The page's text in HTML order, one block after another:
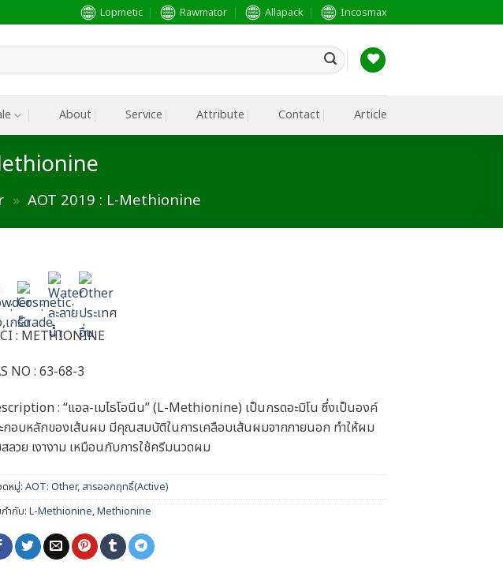
Lopmetic Rawmator Allapack Incosmax
About Service Attribute Contact Article
» AOT 2019 : L-Methionine
: :
:
: METHIONINE
NO : 63-68-3
: “แอล-เมไธโอนีน” (L-Methionine) เป็นกรดอะมิโน ซึ่งเป็นองค์
กอบหลักของเส้นผม มีคุณสมบัติในการเคลือบเส้นผมจากภายนอก ทำให้ผม
ลวย เงางาม เหมือนกับการใช้ครีมนวดผม
หมู่: AOT: Other, สารออกฤทธิ์(Active)
ำกับ:L-Methionine,Methionine